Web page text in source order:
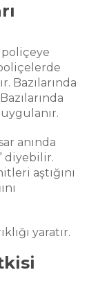
Bazılarında
anında
diyebilir.
aştığını
yaratır.